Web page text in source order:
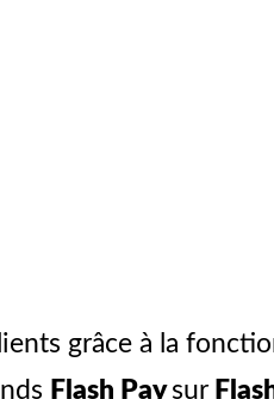
grâce à la
Flash Paysur